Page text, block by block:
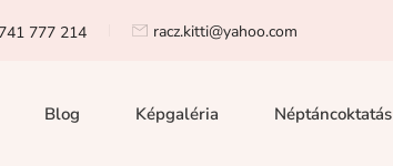
777 214 racz.kitti@yahoo.com
Blog Képgaléria Néptáncoktatás